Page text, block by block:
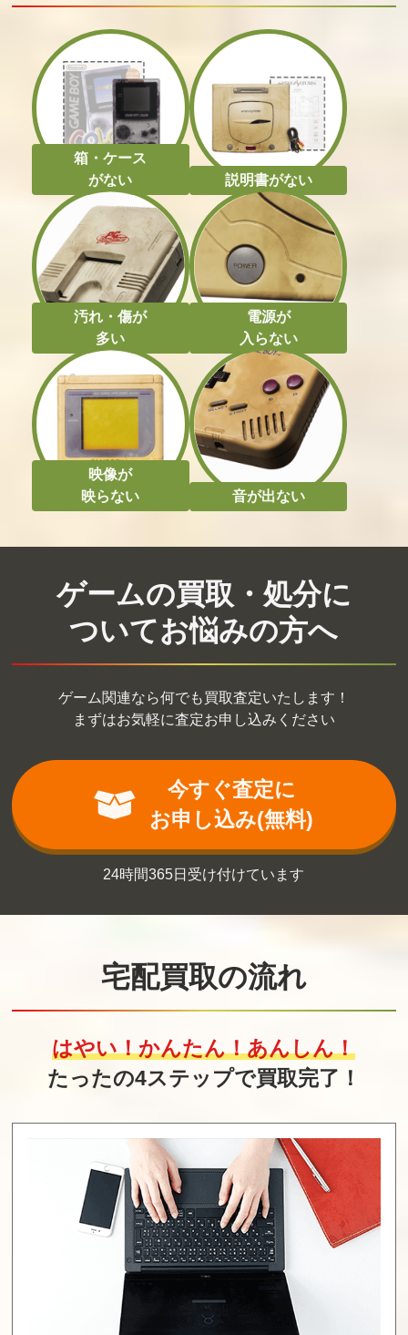
ワールドヒーロ
ーズ
買取価格
1,950
餓狼伝説2
買取価格
1,500
箱・ケース
がない
説明書がない
汚れ・傷が
多い
電源が
入らない
映像が
映らない
音が出ない
ゲームの買取・処分に
ついてお悩みの方へ
ゲーム関連なら何でも買取査定いたします！
まずはお気軽に査定お申し込みください
今すぐ査定に
お申し込み(無料)
24時間365日受け付けています
宅配買取の流れ
はやい！かんたん！あんしん！
たったの4ステップで買取完了！